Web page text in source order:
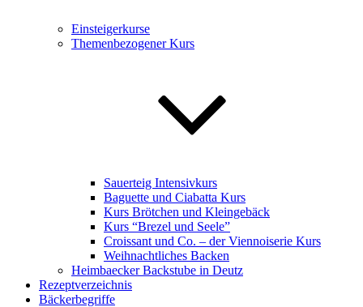
Einsteigerkurse
Themenbezogener Kurs
Sauerteig Intensivkurs
Baguette und Ciabatta Kurs
Kurs Brötchen und Kleingebäck
Kurs “Brezel und Seele”
Croissant und Co. – der Viennoiserie Kurs
Weihnachtliches Backen
Heimbaecker Backstube in Deutz
Rezeptverzeichnis
Bäckerbegriffe